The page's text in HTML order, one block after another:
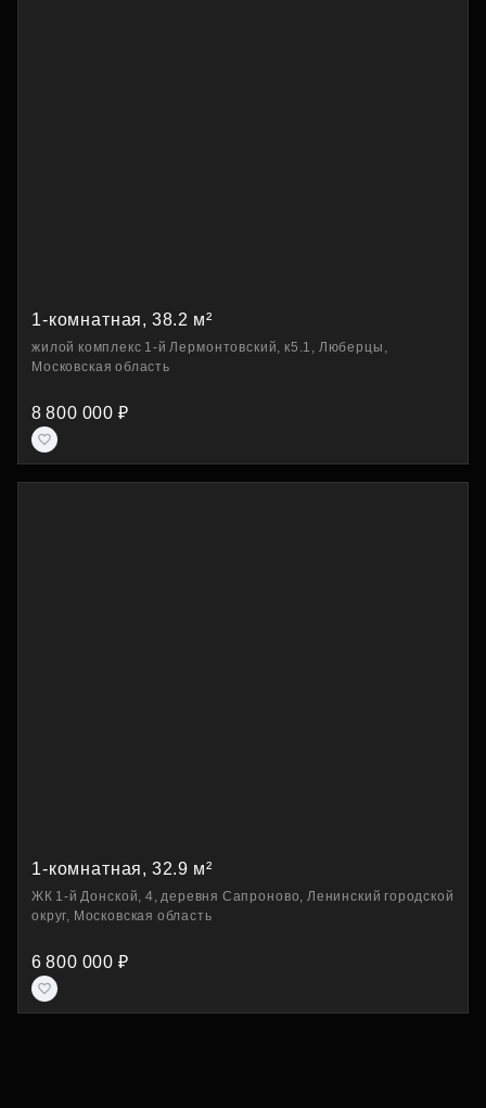
1-комнатная, 38.2 м²
жилой комплекс 1-й Лермонтовский, к5.1, Люберцы,
Московская область
8 800 000 ₽
1-комнатная, 32.9 м²
ЖК 1-й Донской, 4, деревня Сапроново, Ленинский городской
округ, Московская область
6 800 000 ₽